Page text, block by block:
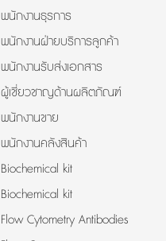
พนักงานธุรการ
พนักงานฝ่ายบริการลูกค้า
พนักงานรับส่งเอกสาร
ผู้เชี่ยวชาญด้านผลิตภัณฑ์
พนักงานขาย
พนักงานคลังสินค้า
Biochemical kit
Biochemical kit
Flow Cytometry Antibodies